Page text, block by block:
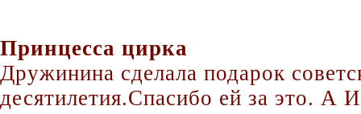
Принцесса цирка
Дружинина сделала подарок
десятилетия.Спасибо ей за это. А